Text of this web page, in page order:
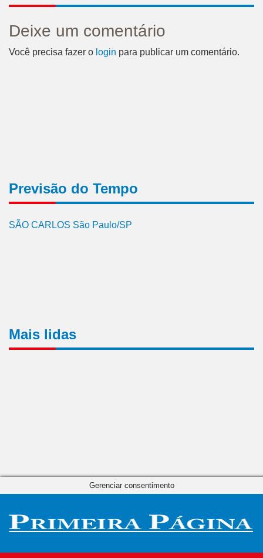
Deixe um comentário
Você precisa fazer o login para publicar um comentário.
Previsão do Tempo
SÃO CARLOS São Paulo/SP
Mais lidas
Gerenciar consentimento